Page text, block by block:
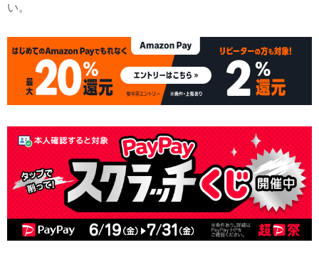
い。